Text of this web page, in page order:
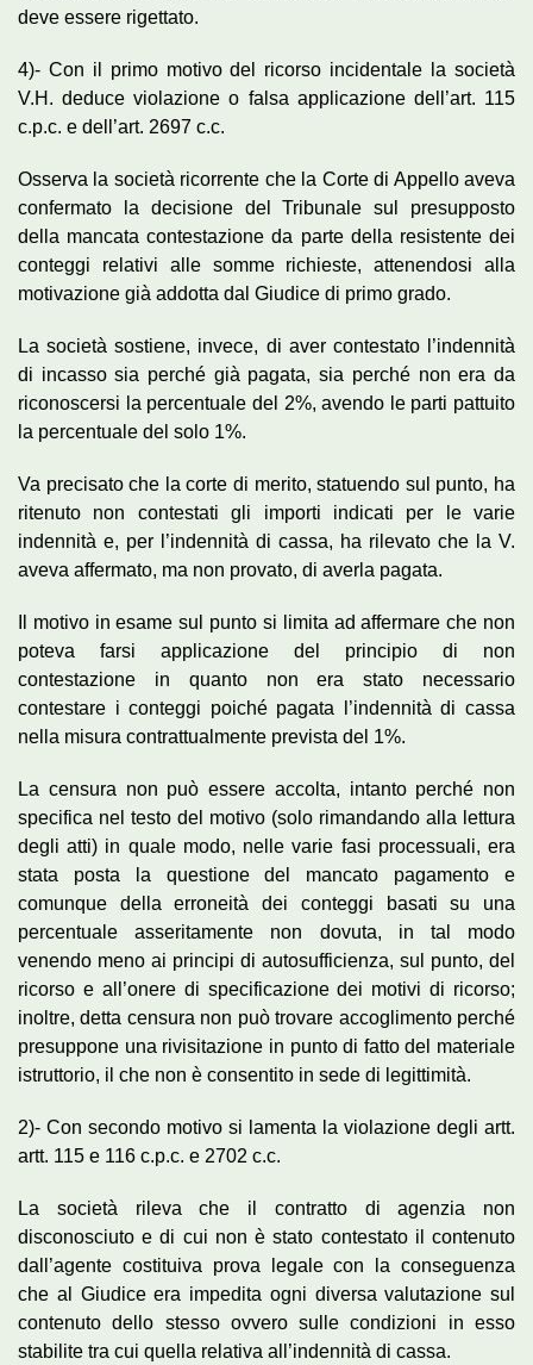
deve essere rigettato.
4)- Con il primo motivo del ricorso incidentale la società
V.H. deduce violazione o falsa applicazione dell’art. 115
c.p.c. e dell’art. 2697 c.c.
Osserva la società ricorrente che la Corte di Appello aveva
confermato la decisione del Tribunale sul presupposto
della mancata contestazione da parte della resistente dei
conteggi relativi alle somme richieste, attenendosi alla
motivazione già addotta dal Giudice di primo grado.
La società sostiene, invece, di aver contestato l’indennità
di incasso sia perché già pagata, sia perché non era da
riconoscersi la percentuale del 2%, avendo le parti pattuito
la percentuale del solo 1%.
Va precisato che la corte di merito, statuendo sul punto, ha
ritenuto non contestati gli importi indicati per le varie
indennità e, per l’indennità di cassa, ha rilevato che la V.
aveva affermato, ma non provato, di averla pagata.
Il motivo in esame sul punto si limita ad affermare che non
poteva farsi applicazione del principio di non
contestazione in quanto non era stato necessario
contestare i conteggi poiché pagata l’indennità di cassa
nella misura contrattualmente prevista del 1%.
La censura non può essere accolta, intanto perché non
specifica nel testo del motivo (solo rimandando alla lettura
degli atti) in quale modo, nelle varie fasi processuali, era
stata posta la questione del mancato pagamento e
comunque della erroneità dei conteggi basati su una
percentuale asseritamente non dovuta, in tal modo
venendo meno ai principi di autosufficienza, sul punto, del
ricorso e all’onere di specificazione dei motivi di ricorso;
inoltre, detta censura non può trovare accoglimento perché
presuppone una rivisitazione in punto di fatto del materiale
istruttorio, il che non è consentito in sede di legittimità.
2)- Con secondo motivo si lamenta la violazione degli artt.
artt. 115 e 116 c.p.c. e 2702 c.c.
La società rileva che il contratto di agenzia non
disconosciuto e di cui non è stato contestato il contenuto
dall’agente costituiva prova legale con la conseguenza
che al Giudice era impedita ogni diversa valutazione sul
contenuto dello stesso ovvero sulle condizioni in esso
stabilite tra cui quella relativa all’indennità di cassa.